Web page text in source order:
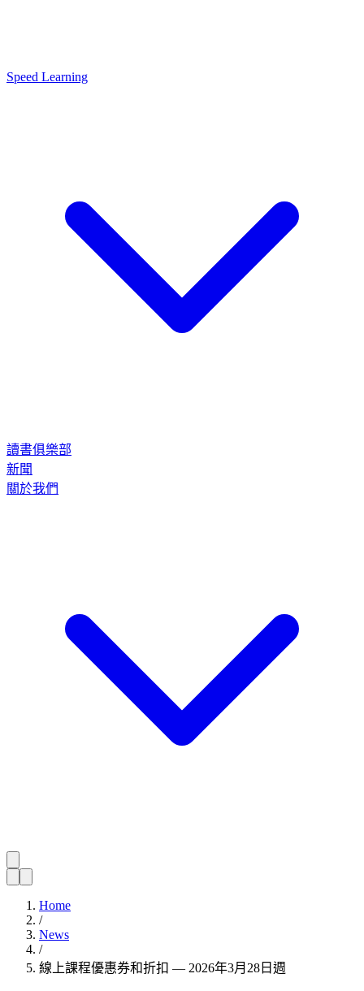
Speed Learning
讀書俱樂部
新聞
關於我們
Home
/
News
/
線上課程優惠券和折扣 — 2026年3月28日週